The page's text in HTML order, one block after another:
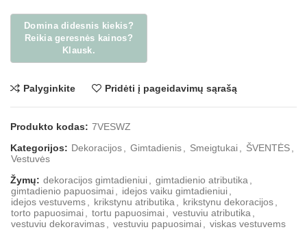
Palyginkite Pridėti į pageidavimų sąrašą
Produkto kodas: 7VESWZ
Kategorijos: Dekoracijos Gimtadienis Smeigtukai ŠVENTĖS
Vestuvės
Žymų: dekoracijos gimtadieniui gimtadienio atributika
gimtadienio papuosimai
idejos vaiku gimtadieniui
idejos vestuvems
krikstynu atributika krikstynu dekoracijos
torto papuosimai
tortu papuosimai vestuviu atributika
vestuviu dekoravimas
vestuviu papuosimai viskas vestuvems